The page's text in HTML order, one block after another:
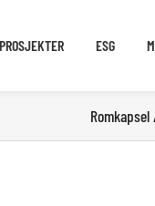
PROSJEKTER ESG